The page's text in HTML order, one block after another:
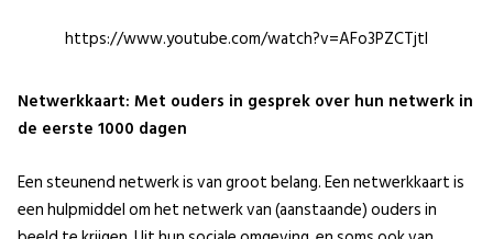
https://www.youtube.com/watch?v=AFo3PZCTjtI
Netwerkkaart: Met ouders in gesprek over hun netwerk in
de eerste 1000 dagen
Een steunend netwerk is van groot belang. Een netwerkkaart is
een hulpmiddel om het netwerk van (aanstaande) ouders in